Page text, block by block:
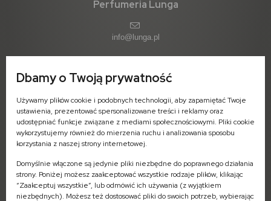
Perfumeria Lunga
info@lunga.pl
ul. 11-go Listopada 1 (parter)
09-402 Płock
woj. mazowieckie
Pn-Pt: 7:00 - 16:00
Dbamy o Twoją prywatność
Używamy plików cookie i podobnych technologii, aby zapamiętać Twoje
ustawienia, prezentować spersonalizowane treści i reklamy oraz
udostępniać funkcje związane z mediami społecznościowymi. Pliki cookie
wykorzystujemy również do mierzenia ruchu i analizowania sposobu
korzystania z naszej strony internetowej.
Domyślnie włączone są jedynie pliki niezbędne do poprawnego działania
strony. Poniżej możesz zaakceptować wszystkie rodzaje plików, klikając
“Zaakceptuj wszystkie”, lub odmówić ich używania (z wyjątkiem
niezbędnych). Możesz też dostosować pliki do swoich potrzeb, wybierając